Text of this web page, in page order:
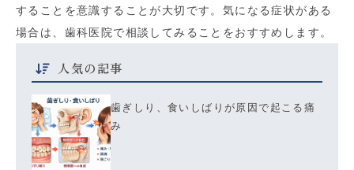
することを意識することが大切です。気になる症状がある
場合は、歯科医院で相談してみることをおすすめします。
人気の記事
歯ぎしり、食いしばりが原因で起こる痛
み